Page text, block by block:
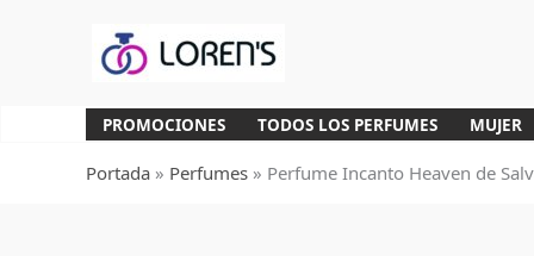
PROMOCIONES TODOS LOS PERFUMES MUJER
Portada » Perfumes » Perfume Incanto Heaven de